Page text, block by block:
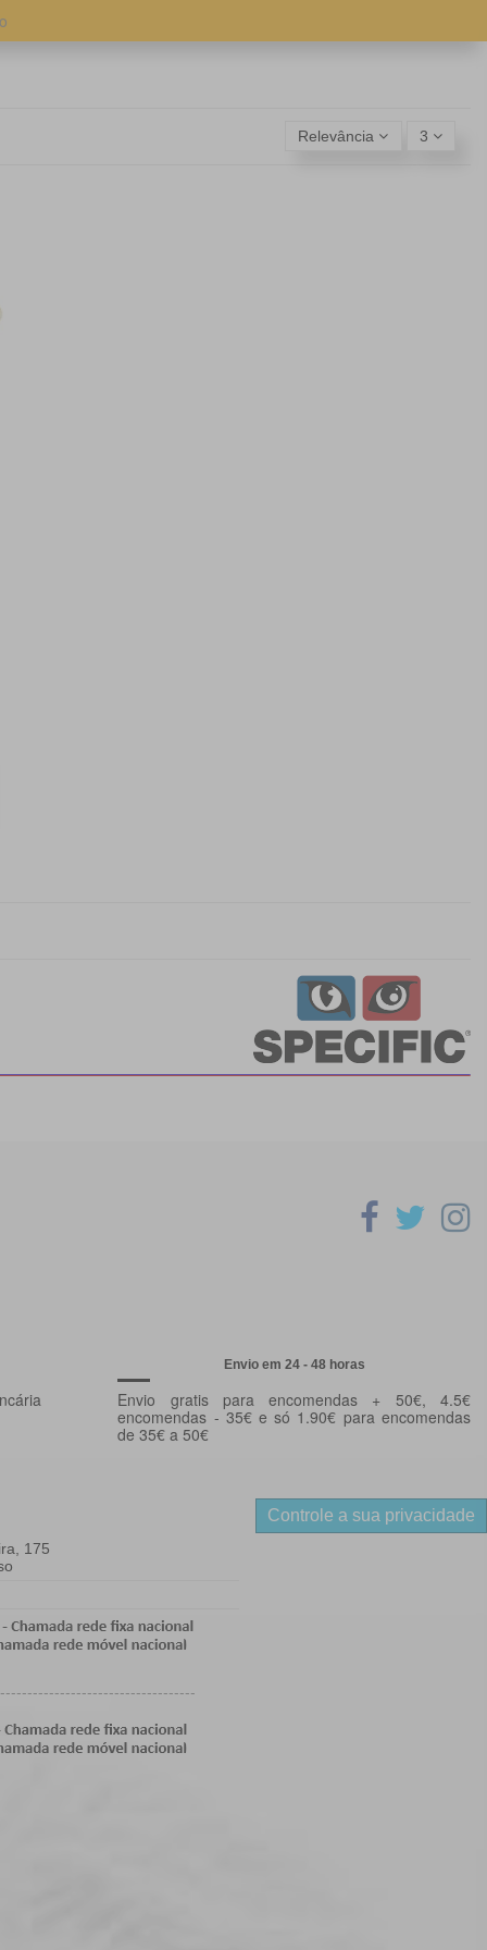
Relevância 3
Envio em 24 - 48 horas
Envio gratis para encomendas + 50€, 4.5€
encomendas - 35€ e só 1.90€ para encomendas
de 35€ a 50€
175
Controle a sua privacidade